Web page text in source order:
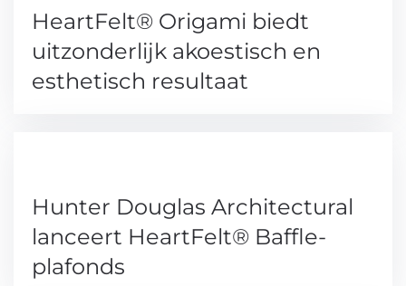
HeartFelt® Origami biedt
uitzonderlijk akoestisch en
esthetisch resultaat
Hunter Douglas Architectural
lanceert HeartFelt® Baffle-
plafonds